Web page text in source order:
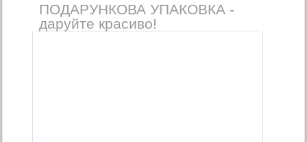
ПОДАРУНКОВА УПАКОВКА -
даруйте красиво!